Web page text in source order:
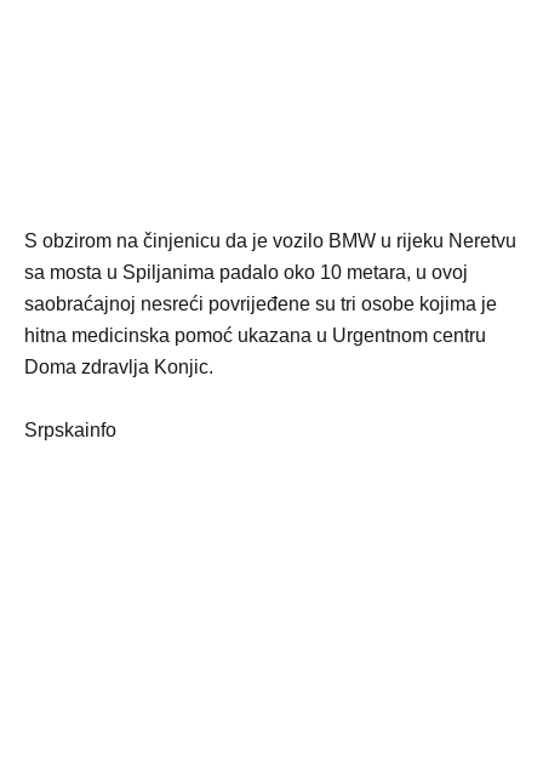
S obzirom na činjenicu da je vozilo BMW u rijeku Neretvu
sa mosta u Spiljanima padalo oko 10 metara, u ovoj
saobraćajnoj nesreći povrijeđene su tri osobe kojima je
hitna medicinska pomoć ukazana u Urgentnom centru
Doma zdravlja Konjic.
Srpskainfo